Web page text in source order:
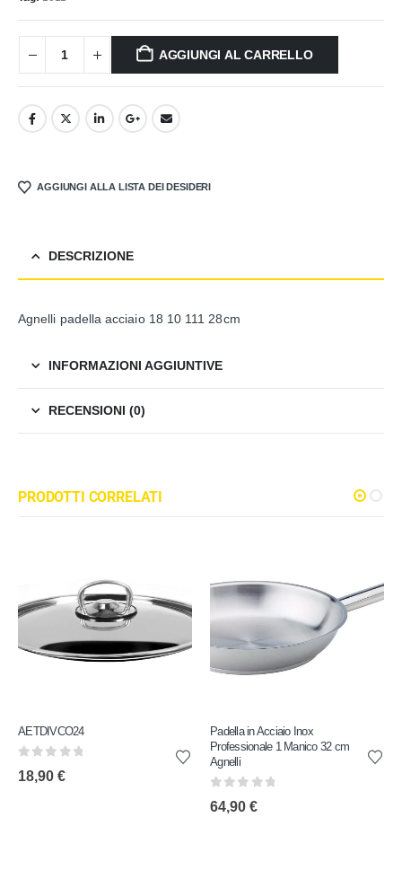
AGGIUNGI AL CARRELLO
AGGIUNGI ALLA LISTA DEI DESIDERI
DESCRIZIONE
Agnelli padella acciaio 18 10 111 28cm
INFORMAZIONI AGGIUNTIVE
RECENSIONI (0)
PRODOTTI CORRELATI
AETDIVCO24
18,90 €
Padella in Acciaio Inox
Professionale 1 Manico 32 cm
Agnelli
64,90 €